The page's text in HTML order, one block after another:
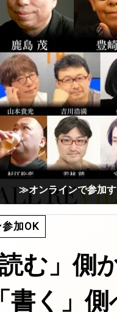
≫オンラインで参加
加OK
読む」側
「書く」